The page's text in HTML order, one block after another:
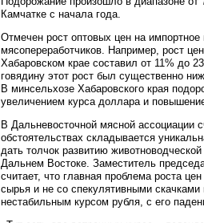
Камчатке с начала года.
Отмечен рост оптовых цен на
мясопереработчиков. Например, рост
Хабаровском крае составил от 11% до
говядину этот рост был существенно
В минсельхозе Хабаровского края
увеличением курса доллара и
В Дальневосточной мясной ассоциации
обстоятельствах складывается
дать толчок развитию
Дальнем Востоке. Заместитель
считает, что главная проблема роста
сырья и не со спекулятивными
нестабильным курсом рубля, с его